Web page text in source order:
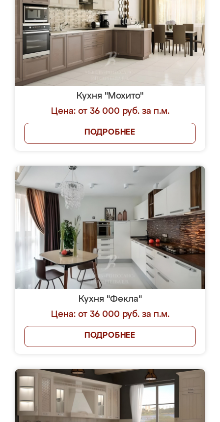
Кухня "Мохито"
Цена: от 36 000 руб. за п.м.
ПОДРОБНЕЕ
Кухня "Фекла"
Цена: от 36 000 руб. за п.м.
ПОДРОБНЕЕ